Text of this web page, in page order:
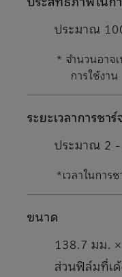
ประมาณ
* จำนวนอาจ
การใช้งาน
ระยะเวลาการชา
ประมาณ 2 -
*เวลาในกา
ขนาด
138.7 มม.
ส่วนฟิล์มที่เ